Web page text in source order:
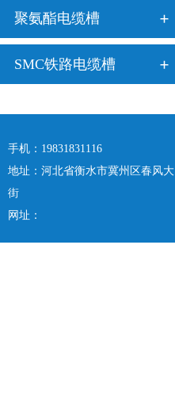
聚氨酯电缆槽
SMC铁路电缆槽
手机：19831831116
地址：河北省衡水市冀州区春风大
街
网址：